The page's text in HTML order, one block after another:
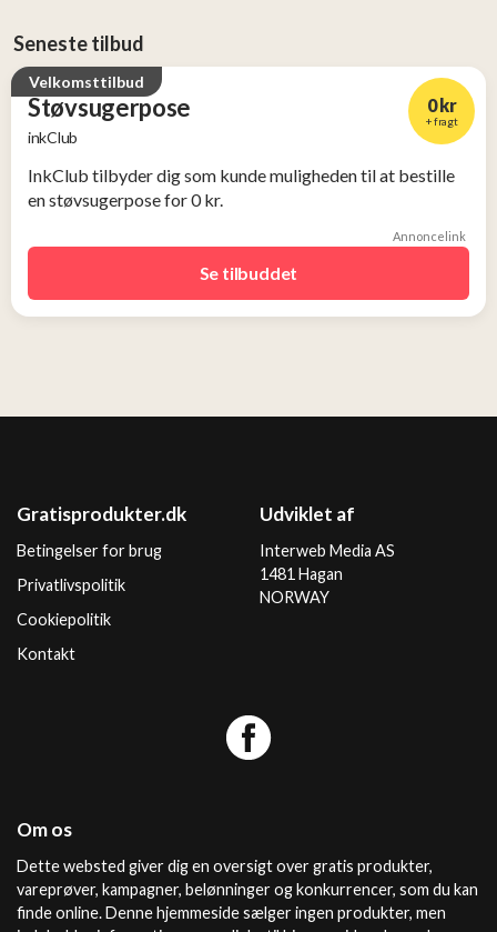
Seneste tilbud
Velkomsttilbud
Støvsugerpose
inkClub
0 kr
+ fragt
InkClub tilbyder dig som kunde muligheden til at bestille
en støvsugerpose for 0 kr.
Annoncelink
Se tilbuddet
Gratisprodukter.dk
Betingelser for brug
Privatlivspolitik
Cookiepolitik
Kontakt
Udviklet af
Interweb Media AS
1481 Hagan
NORWAY
Om os
Dette websted giver dig en oversigt over gratis produkter,
vareprøver, kampagner, belønninger og konkurrencer, som du kan
finde online. Denne hjemmeside sælger ingen produkter, men